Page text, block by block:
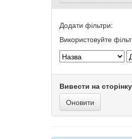
Додати фільтри:
Використовуйте
Вивести на сторінку